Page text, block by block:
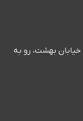
بهشت، رو به